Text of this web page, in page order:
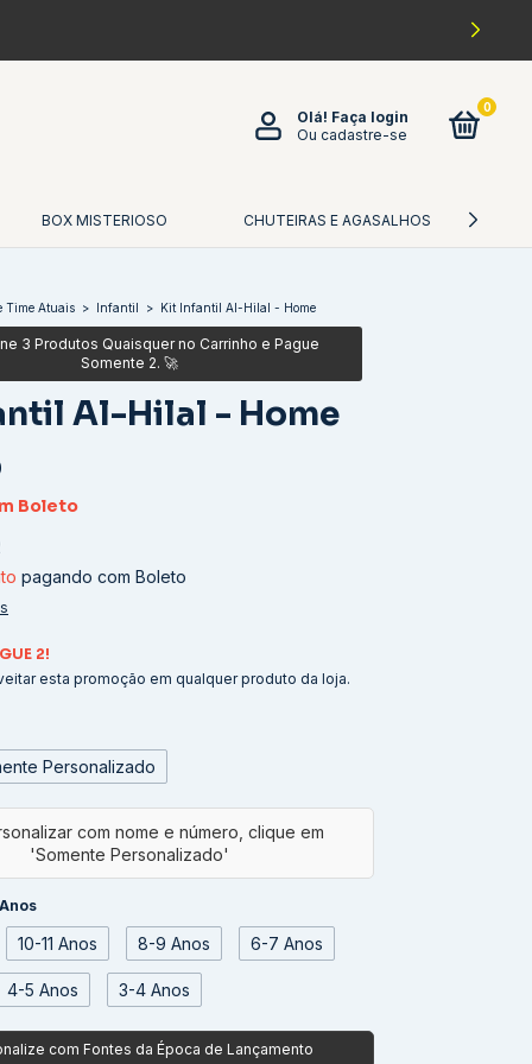
Olá! Faça login
Ou cadastre-se
0
BOX MISTERIOSO CHUTEIRAS E AGASALHOS
Time Atuais > Infantil > Kit Infantil Al-Hilal - Home
Al-Hilal - Home
Boleto
pagando com Boleto
2!
esta promoção em qualquer produto da loja.
Personalizado
10-11 Anos 8-9 Anos 6-7 Anos
4-5 Anos 3-4 Anos